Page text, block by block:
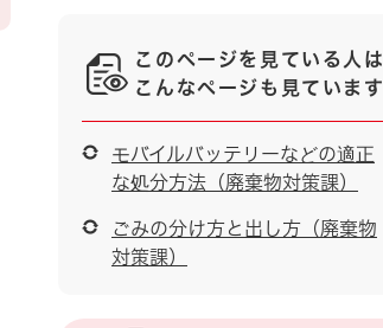
このページを見ている人は
こんなページも見ています
モバイルバッテリーなどの適正
な処分方法（廃棄物対策課）
ごみの分け方と出し方（廃棄物
対策課）